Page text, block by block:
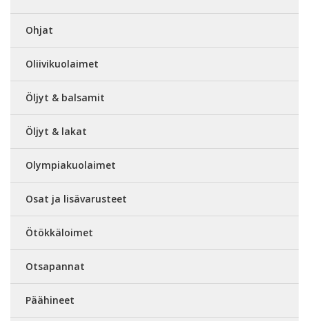
Ohjat
Oliivikuolaimet
Öljyt & balsamit
Öljyt & lakat
Olympiakuolaimet
Osat ja lisävarusteet
Ötökkäloimet
Otsapannat
Päähineet